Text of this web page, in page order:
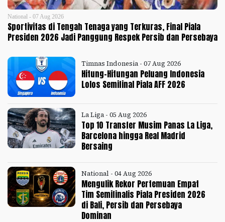
National - 07 Aug 2026
Sportivitas di Tengah Tenaga yang Terkuras, Final Piala
Presiden 2026 Jadi Panggung Respek Persib dan Persebaya
Timnas Indonesia - 07 Aug 2026
Hitung-Hitungan Peluang Indonesia
Lolos Semifinal Piala AFF 2026
La Liga - 05 Aug 2026
Top 10 Transfer Musim Panas La Liga,
Barcelona hingga Real Madrid
Bersaing
National - 04 Aug 2026
Mengulik Rekor Pertemuan Empat
Tim Semifinalis Piala Presiden 2026
di Bali, Persib dan Persebaya
Dominan